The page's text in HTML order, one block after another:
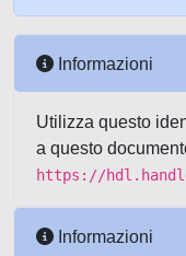
Informazioni
Utilizza questo
a questo
https://
Informazioni